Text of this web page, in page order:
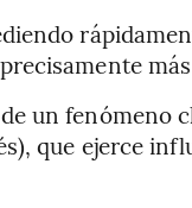
un
que ejerce